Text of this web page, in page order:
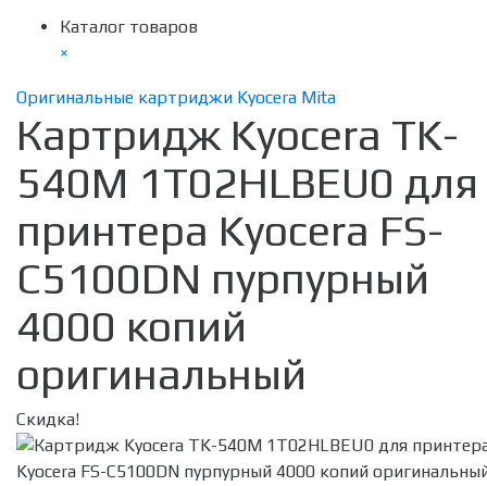
Каталог товаров
×
Оригинальные картриджи Kyocera Mita
Картридж Kyocera TK-
540M 1T02HLBEU0 для
принтера Kyocera FS-
C5100DN пурпурный
4000 копий
оригинальный
Скидка!